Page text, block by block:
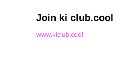
Join ki club.cool
www.kiclub.cool